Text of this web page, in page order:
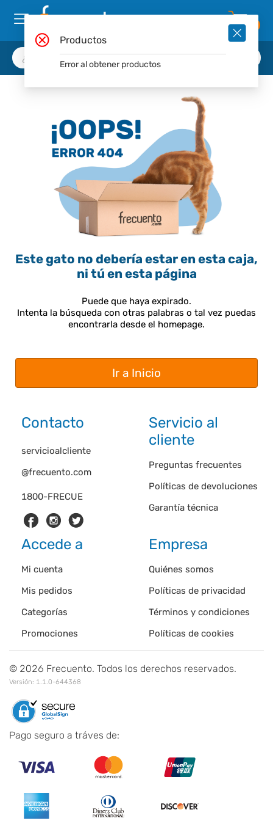
Este gato no debería estar en esta caja,
ni tú en esta página
Puede que haya expirado.
Intenta la búsqueda con otras palabras o tal vez puedas
encontrarla desde el homepage.
Ir a Inicio
Contacto
1800-FRECUE
servicioalcliente
@frecuento.com
Servicio al
cliente
Preguntas frecuentes
Políticas de devoluciones
Garantía técnica
Accede a
Mi cuenta
Mis pedidos
Categorías
Promociones
Empresa
Quiénes somos
Políticas de privacidad
Términos y condiciones
Políticas de cookies
© 2026 Frecuento. Todos los derechos reservados.
Versión: 1.1.0-644368
Pago seguro a tráves de:
Productos
Error al obtener productos